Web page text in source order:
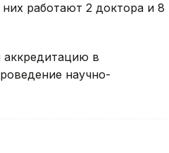
работают 2 доктора и 8
в
научно-